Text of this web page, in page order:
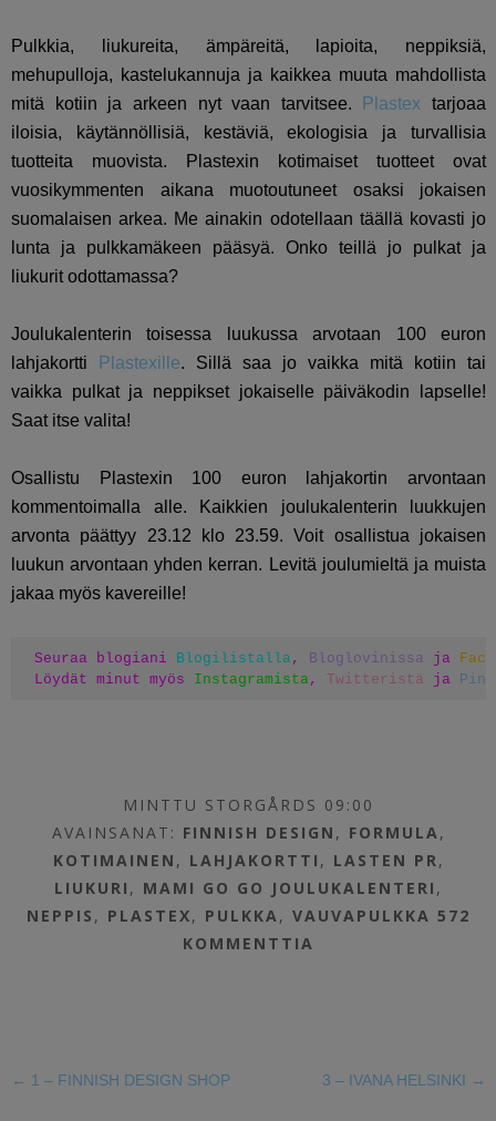
Pulkkia, liukureita, ämpäreitä, lapioita, neppiksiä,
mehupulloja, kastelukannuja ja kaikkea muuta mahdollista
mitä kotiin ja arkeen nyt vaan tarvitsee.
Plastex tarjoaa
iloisia, käytännöllisiä, kestäviä, ekologisia ja turvallisia
tuotteita muovista. Plastexin kotimaiset tuotteet ovat
vuosikymmenten aikana muotoutuneet osaksi jokaisen
suomalaisen arkea. Me ainakin odotellaan täällä kovasti jo
lunta ja pulkkamäkeen pääsyä. Onko teillä jo pulkat ja
liukurit odottamassa?
Joulukalenterin toisessa luukussa arvotaan 100 euron
lahjakortti
Plastexille. Sillä saa jo vaikka mitä kotiin tai
vaikka pulkat ja neppikset jokaiselle päiväkodin lapselle!
Saat itse valita!
Osallistu Plastexin 100 euron lahjakortin arvontaan
kommentoimalla alle. Kaikkien joulukalenterin luukkujen
arvonta päättyy 23.12 klo 23.59. Voit osallistua jokaisen
luukun arvontaan yhden kerran. Levitä joulumieltä ja muista
jakaa myös kavereille!
Seuraa blogiani Blogilistalla, Bloglovinissa ja
Löydät minut myös Instagramista, Twitteristä ja
MINTTU STORGÅRDS 09:00
AVAINSANAT: FINNISH DESIGN , FORMULA,
KOTIMAINEN , LAHJAKORTTI , LASTEN PR,
LIUKURI , MAMI GO GO JOULUKALENTERI ,
NEPPIS , PLASTEX, PULKKA,VAUVAPULKKA 572
KOMMENTTIA
← 1 – FINNISH DESIGN SHOP 3 – IVANA HELSINKI →